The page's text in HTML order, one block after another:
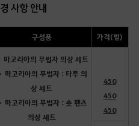
사항 안내
구성품 가격(펄)
고리아의 무법자 의상 세트
마고리아의 무법자 : 타투 의
상 세트
마고리아의 무법자 : 숏 팬츠
의상 세트
450
450
450